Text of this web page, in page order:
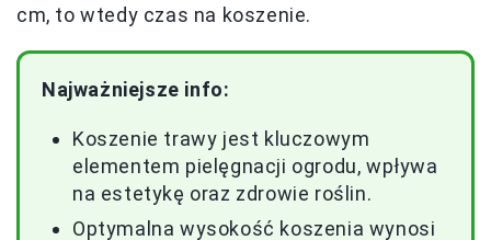
cm, to wtedy czas na koszenie.
Najważniejsze info:
Koszenie trawy jest kluczowym
elementem pielęgnacji ogrodu, wpływa
na estetykę oraz zdrowie roślin.
Optymalna wysokość koszenia wynosi